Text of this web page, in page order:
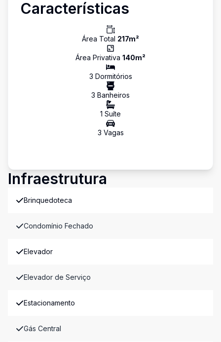
Características
Área Total 217m²
Área Privativa 140m²
3 Dormitórios
3 Banheiros
1 Suíte
3 Vagas
Infraestrutura
Brinquedoteca
Condomínio Fechado
Elevador
Elevador de Serviço
Estacionamento
Gás Central